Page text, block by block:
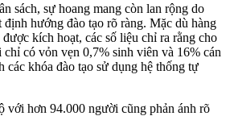
sách, sự hoang mang còn lan rộng do
hướng đào tạo rõ ràng. Mặc dù hàng
kích hoạt, các số liệu chỉ ra rằng cho
chỉ có vỏn vẹn 0,7% sinh viên và 16% cán
các khóa đào tạo sử dụng hệ thống tự
với hơn 94.000 người cũng phản ánh rõ